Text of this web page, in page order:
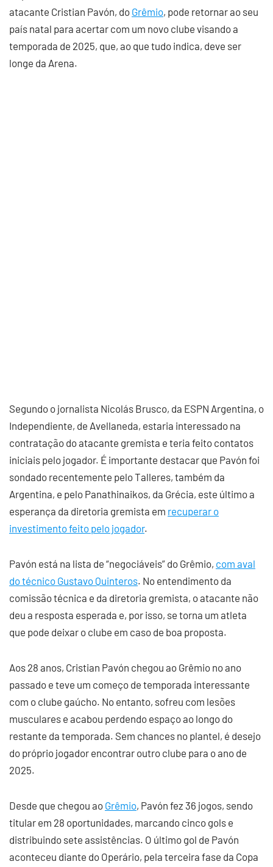
atacante Cristian Pavón, do Grêmio, pode retornar ao seu
país natal para acertar com um novo clube visando a
temporada de 2025, que, ao que tudo indica, deve ser
longe da Arena.
Segundo o jornalista Nicolás Brusco, da ESPN Argentina, o
Independiente, de Avellaneda, estaria interessado na
contratação do atacante gremista e teria feito contatos
iniciais pelo jogador. É importante destacar que Pavón foi
sondado recentemente pelo Talleres, também da
Argentina, e pelo Panathinaikos, da Grécia, este último a
esperança da diretoria gremista em recuperar o
investimento feito pelo jogador.
Pavón está na lista de “negociáveis” do Grêmio, com aval
do técnico Gustavo Quinteros. No entendimento da
comissão técnica e da diretoria gremista, o atacante não
deu a resposta esperada e, por isso, se torna um atleta
que pode deixar o clube em caso de boa proposta.
Aos 28 anos, Cristian Pavón chegou ao Grêmio no ano
passado e teve um começo de temporada interessante
com o clube gaúcho. No entanto, sofreu com lesões
musculares e acabou perdendo espaço ao longo do
restante da temporada. Sem chances no plantel, é desejo
do próprio jogador encontrar outro clube para o ano de
2025.
Desde que chegou ao Grêmio, Pavón fez 36 jogos, sendo
titular em 28 oportunidades, marcando cinco gols e
distribuindo sete assistências. O último gol de Pavón
aconteceu diante do Operário, pela terceira fase da Copa